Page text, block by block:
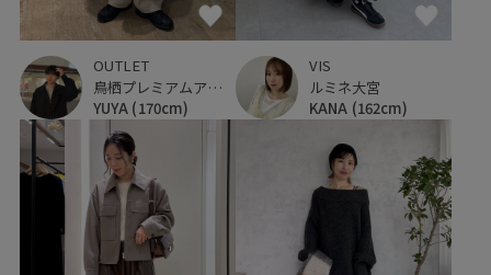
OUTLET
鳥栖プレミアムアウトレット
YUYA (170cm)
VIS
ルミネ大宮
KANA (162cm)